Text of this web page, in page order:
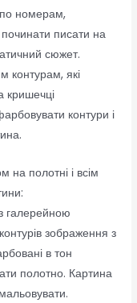
по номерам,
писати на
сюжет.
контурам, які
кришечці
контури і
на полотні і всім
галерейною
зображення з
в тон
полотно. Картина